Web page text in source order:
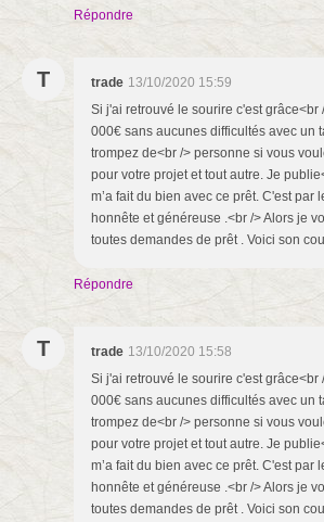
Répondre
T trade 13/10/2020 15:59
Si j'ai retrouvé le sourire c'est
000€ sans aucunes difficultés avec un
trompez de<br /> personne si vous
pour votre projet et tout autre. Je
m’a fait du bien avec ce prêt. C'est
honnête et généreuse .<br /> Alors je
toutes demandes de prêt . Voici son
Répondre
T trade 13/10/2020 15:58
Si j'ai retrouvé le sourire c'est
000€ sans aucunes difficultés avec un
trompez de<br /> personne si vous
pour votre projet et tout autre. Je
m’a fait du bien avec ce prêt. C'est
honnête et généreuse .<br /> Alors je
toutes demandes de prêt . Voici son